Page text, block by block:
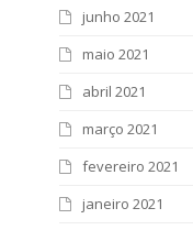
junho 2021
maio 2021
abril 2021
março 2021
fevereiro 2021
janeiro 2021